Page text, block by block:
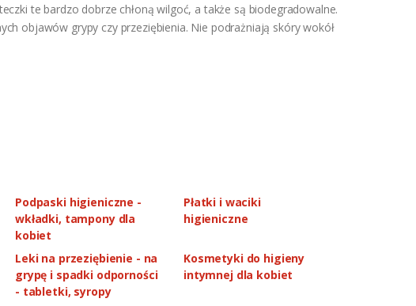
te bardzo dobrze chłoną wilgoć, a także są biodegradowalne.
objawów grypy czy przeziębienia. Nie podrażniają skóry wokół
Podpaski higieniczne -
wkładki, tampony dla
kobiet
Płatki i waciki
higieniczne
Leki na przeziębienie - na
grypę i spadki odporności
- tabletki, syropy
Kosmetyki do higieny
intymnej dla kobiet